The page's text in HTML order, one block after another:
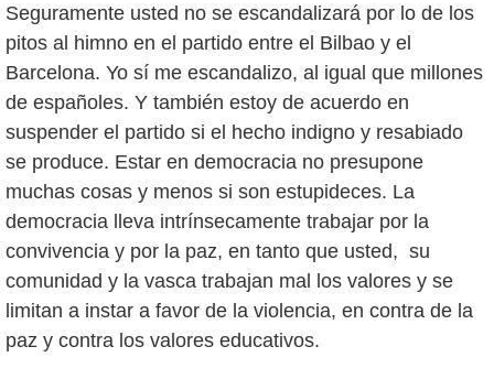
Seguramente usted no se escandalizará por lo de los
pitos al himno en el partido entre el Bilbao y el
Barcelona. Yo sí me escandalizo, al igual que millones
de españoles. Y también estoy de acuerdo en
suspender el partido si el hecho indigno y resabiado
se produce. Estar en democracia no presupone
muchas cosas y menos si son estupideces. La
democracia lleva intrínsecamente trabajar por la
convivencia y por la paz, en tanto que usted, su
comunidad y la vasca trabajan mal los valores y se
limitan a instar a favor de la violencia, en contra de la
paz y contra los valores educativos.